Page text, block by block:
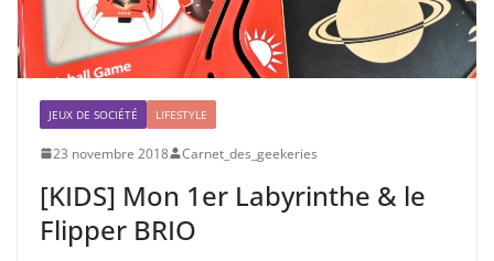
JEUX DE SOCIÉTÉ LIFESTYLE
23 novembre 2018 Carnet_des_geekeries
[KIDS] Mon 1er Labyrinthe & le
Flipper BRIO